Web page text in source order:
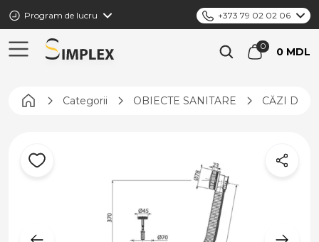
Program de lucru +373 79 02 02 06
0 MDL
Pagina principală
Categorii OBIECTE SANITARE CĂZI DE